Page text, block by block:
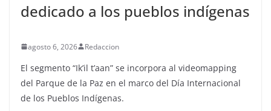
dedicado a los pueblos indígenas
agosto 6, 2026 Redaccion
El segmento “Ik’il t’aan” se incorpora al videomapping
del Parque de la Paz en el marco del Día Internacional
de los Pueblos Indígenas.